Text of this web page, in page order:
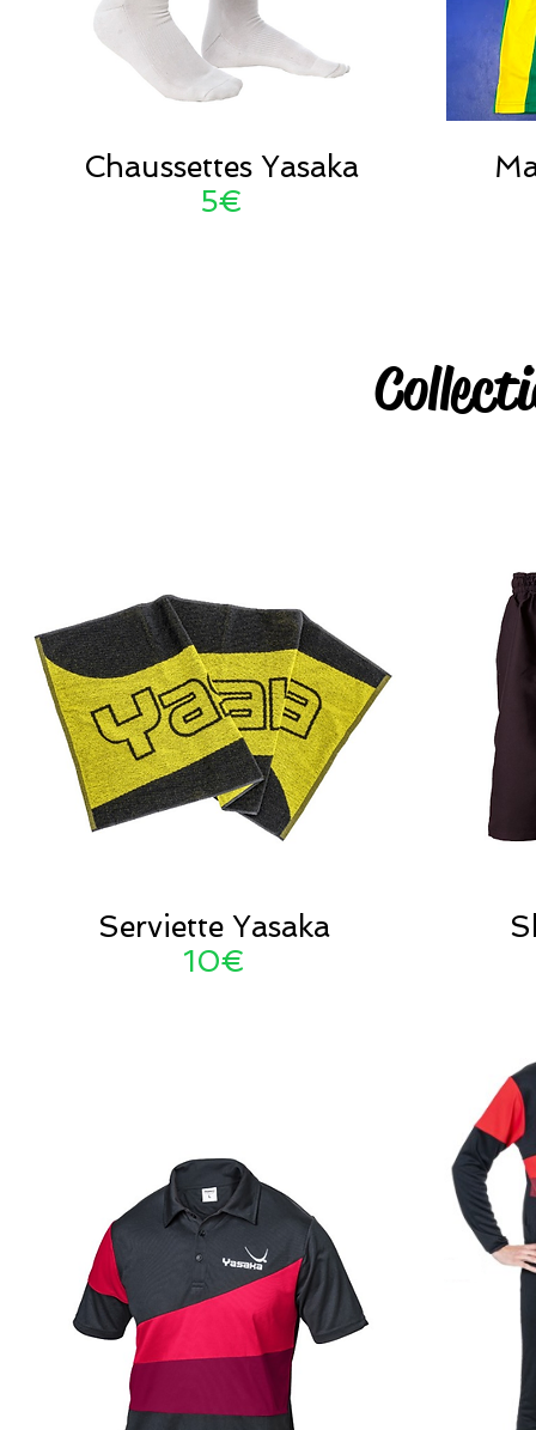
Chaussettes Yasaka
5€
Serviette Yasaka
10€